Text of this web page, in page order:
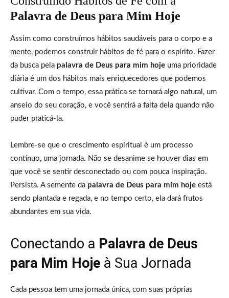
Palavra de Deus para Mim Hoje
Assim como construímos hábitos saudáveis para o corpo e a
mente, podemos construir hábitos de fé para o espírito. Fazer
da busca pela palavra de Deus para mim hoje uma prioridade
diária é um dos hábitos mais enriquecedores que podemos
cultivar. Com o tempo, essa prática se tornará algo natural, um
anseio do seu coração, e você sentirá a falta dela quando não
puder praticá-la.
Lembre-se que o crescimento espiritual é um processo
contínuo, uma jornada. Não se desanime se houver dias em
que você se sentir desconectado ou com pouca inspiração.
Persista. A semente da palavra de Deus para mim hoje está
sendo plantada e regada, e no tempo certo, ela dará frutos
abundantes em sua vida.
Conectando a Palavra de Deus
para Mim Hoje à Sua Jornada
Cada pessoa tem uma jornada única, com suas próprias